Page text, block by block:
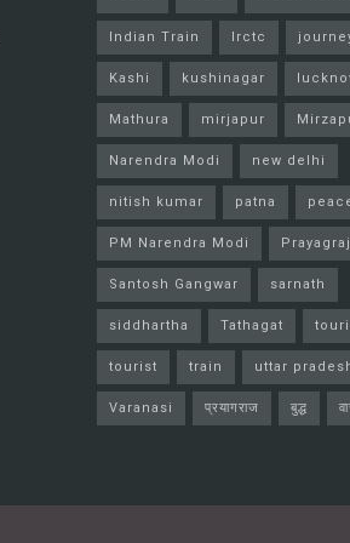
Indian Train Irctc
Kashi kushinagar
Mathura mirjapur
Narendra Modi new delhi
nitish kumar patna
PM Narendra Modi Prayagraj
Santosh Gangwar sarnath
siddhartha Tathagat
tourist train uttar
Varanasi प्रयागराज बुद्ध